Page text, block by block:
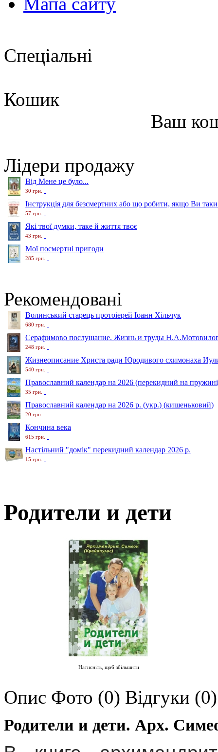
Спеціальні
Кошик
Ваш
Лідери продажу
Від Мене це було...
30 грн.
Інструкція для безсмертних або що робити, якщо Ви
57 грн.
Які твої думки, таке й життя твоє
43 грн.
Мої посмертні пригоди
285 грн.
Рекомендовані
Волинський старець протоіерей Іоанн Хільчук
680 грн.
Серафимово послушание. Жизнь и труды
248 грн.
Жизнеописание Христа ради Юродивого схимонаха
540 грн.
Православний календар на 2026 (перекидний на
35 грн.
Православний календар на 2026 р. (укр.) (кишеньковий)
20 грн.
Кончина века
615 грн.
Настільний "домік" перекидний календар 2026 р.
15 грн.
Родители и дети
Натисніть, щоб збільшити
Опис Фото (0) Відгуки (0)
Родители и дети. Арх.